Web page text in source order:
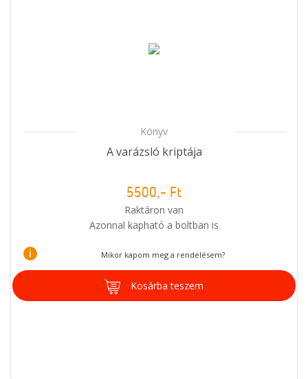
Könyv
A varázsló kriptája
5500,- Ft
Raktáron van
Azonnal kapható a boltban is
i Mikor kapom meg a rendelésem?
Kosárba teszem